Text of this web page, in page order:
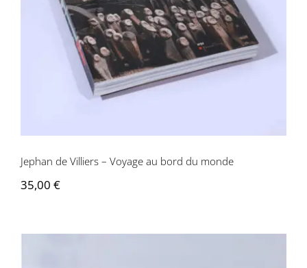
monde
Jephan de Villiers – Voyage au bord du monde
35,00 €